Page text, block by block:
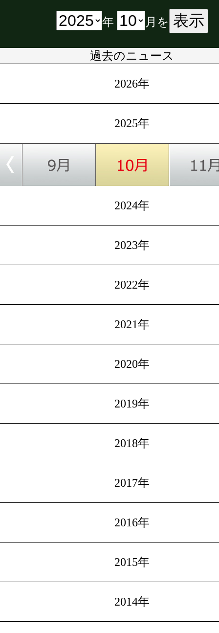
年 月を 表示
過去のニュース
2026年
2025年
2024年
2023年
2022年
2021年
2020年
2019年
2018年
2017年
2016年
2015年
2014年